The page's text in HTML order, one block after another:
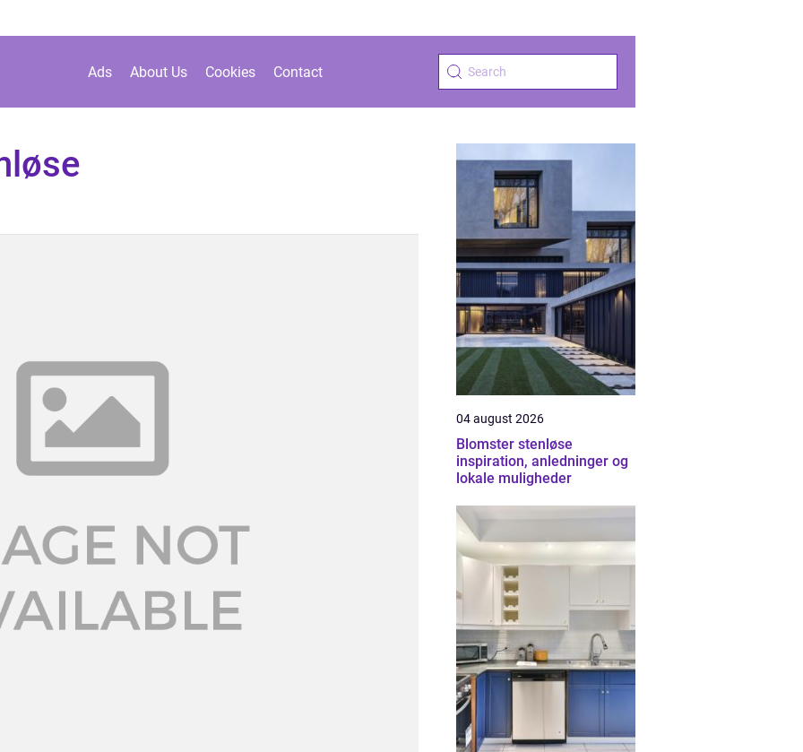
Ads About Us Cookies Contact
04 august 2026
Blomster stenløse
inspiration, anledninger og
lokale muligheder